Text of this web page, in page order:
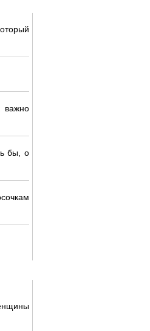
важно
бы, о